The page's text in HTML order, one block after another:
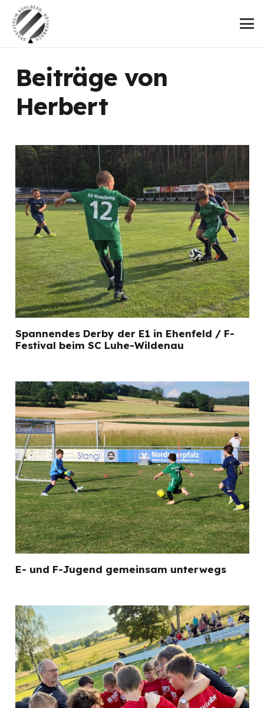
Beiträge von
Herbert
Spannendes Derby der E1 in Ehenfeld / F-
Festival beim SC Luhe-Wildenau
E- und F-Jugend gemeinsam unterwegs